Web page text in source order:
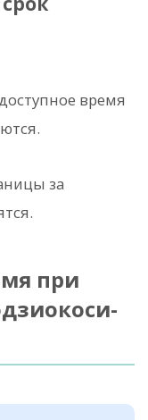
время
за
при